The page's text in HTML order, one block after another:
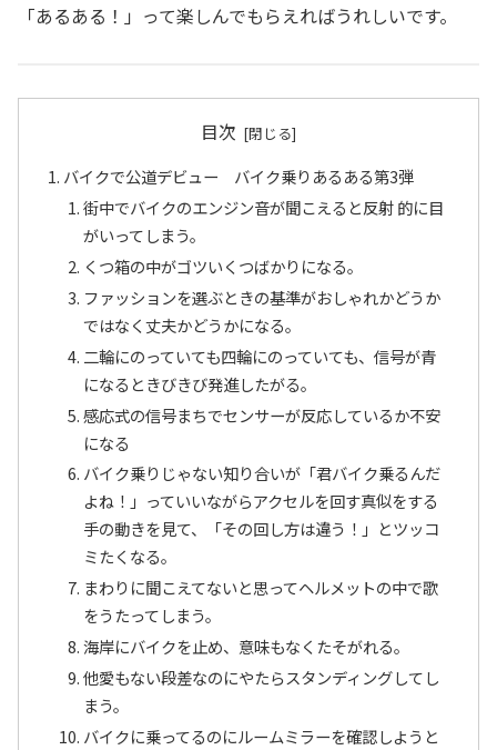
「あるある！」って楽しんでもらえればうれしいです。
目次
バイクで公道デビュー バイク乗りあるある第3弾
街中でバイクのエンジン音が聞こえると反射 的に目
がいってしまう。
くつ箱の中がゴツいくつばかりになる。
ファッションを選ぶときの基準がおしゃれかどうか
ではなく丈夫かどうかになる。
二輪にのっていても四輪にのっていても、信号が青
になるときびきび発進したがる。
感応式の信号まちでセンサーが反応しているか不安
になる
バイク乗りじゃない知り合いが「君バイク乗るんだ
よね！」っていいながらアクセルを回す真似をする
手の動きを見て、「その回し方は違う！」とツッコ
ミたくなる。
まわりに聞こえてないと思ってヘルメットの中で歌
をうたってしまう。
海岸にバイクを止め、意味もなくたそがれる。
他愛もない段差なのにやたらスタンディングしてし
まう。
バイクに乗ってるのにルームミラーを確認しようと